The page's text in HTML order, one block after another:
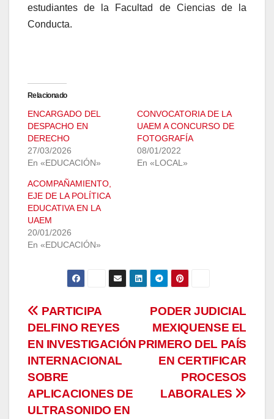
estudiantes de la Facultad de Ciencias de la
Conducta.
Relacionado
ENCARGADO DEL
DESPACHO EN
DERECHO
27/03/2026
En «EDUCACIÓN»
CONVOCATORIA DE LA
UAEM A CONCURSO DE
FOTOGRAFÍA
08/01/2022
En «LOCAL»
ACOMPAÑAMIENTO,
EJE DE LA POLÍTICA
EDUCATIVA EN LA
UAEM
20/01/2026
En «EDUCACIÓN»
Navegación
de
entradas
PODER JUDICIAL
MEXIQUENSE EL
PRIMERO DEL PAÍS
EN CERTIFICAR
PROCESOS
LABORALES
PARTICIPA
DELFINO REYES
EN INVESTIGACIÓN
INTERNACIONAL
SOBRE
APLICACIONES DE
ULTRASONIDO EN